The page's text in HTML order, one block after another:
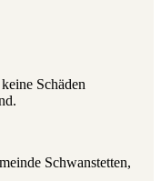
Schäden
Schwanstetten,